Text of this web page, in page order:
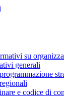
su
generali
e codice di